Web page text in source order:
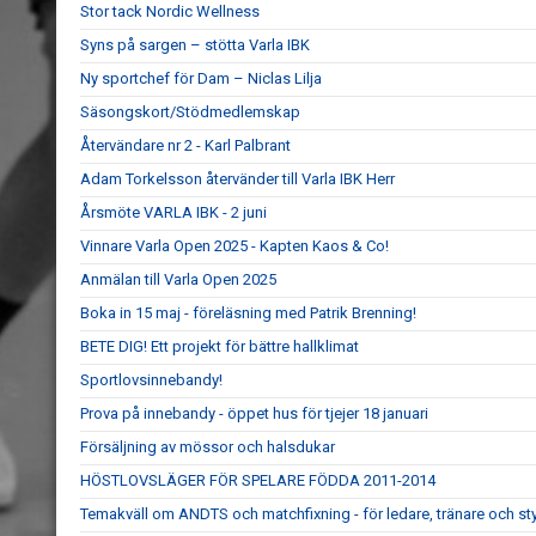
Stor tack Nordic Wellness
Syns på sargen – stötta Varla IBK
Ny sportchef för Dam – Niclas Lilja
Säsongskort/Stödmedlemskap
Återvändare nr 2 - Karl Palbrant
Adam Torkelsson återvänder till Varla IBK Herr
Årsmöte VARLA IBK - 2 juni
Vinnare Varla Open 2025 - Kapten Kaos & Co!
Anmälan till Varla Open 2025
Boka in 15 maj - föreläsning med Patrik Brenning!
BETE DIG! Ett projekt för bättre hallklimat
Sportlovsinnebandy!
Prova på innebandy - öppet hus för tjejer 18 januari
Försäljning av mössor och halsdukar
HÖSTLOVSLÄGER FÖR SPELARE FÖDDA 2011-2014
Temakväll om ANDTS och matchfixning - för ledare, tränare och